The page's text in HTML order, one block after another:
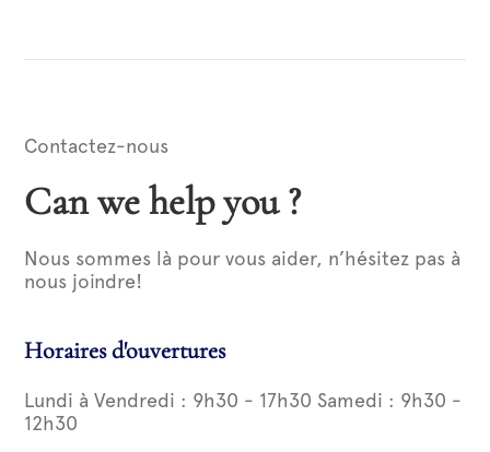
Contactez-nous
Can we help you ?
Nous sommes là pour vous aider, n’hésitez pas à
nous joindre!
Horaires d'ouvertures
Lundi à Vendredi : 9h30 - 17h30 Samedi : 9h30 -
12h30